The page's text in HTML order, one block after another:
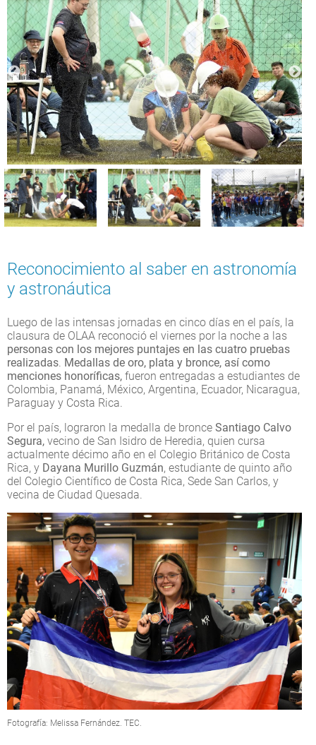
Reconocimiento al saber en astronomía
y astronáutica
Luego de las intensas jornadas en cinco días en el país, la
clausura de OLAA reconoció el viernes por la noche a las
personas con los mejores puntajes en las cuatro pruebas
realizadas Medallas de oro, plata y bronce, así como
menciones honoríficas, fueron entregadas a estudiantes de
Colombia, Panamá, México, Argentina, Ecuador, Nicaragua,
Paraguay y Costa Rica.
Por el país, lograron la medalla de bronce Santiago Calvo
Segura, vecino de San Isidro de Heredia, quien cursa
actualmente décimo año en el Colegio Británico de Costa
Rica, y Dayana Murillo Guzmán, estudiante de quinto año
del Colegio Científico de Costa Rica, Sede San Carlos, y
vecina de Ciudad Quesada.
Fotografía: Melissa Fernández. TEC.